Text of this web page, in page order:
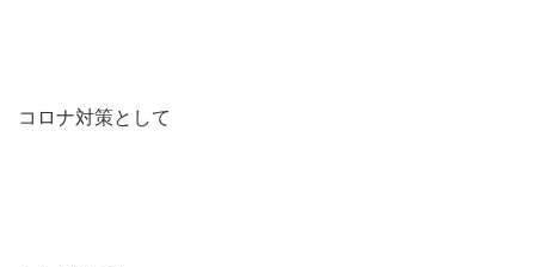
コロナ対策として